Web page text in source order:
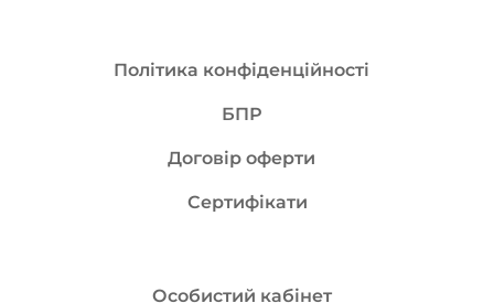
Політика конфіденційності
БПР
Договір оферти
Сертифікати
Особистий кабінет